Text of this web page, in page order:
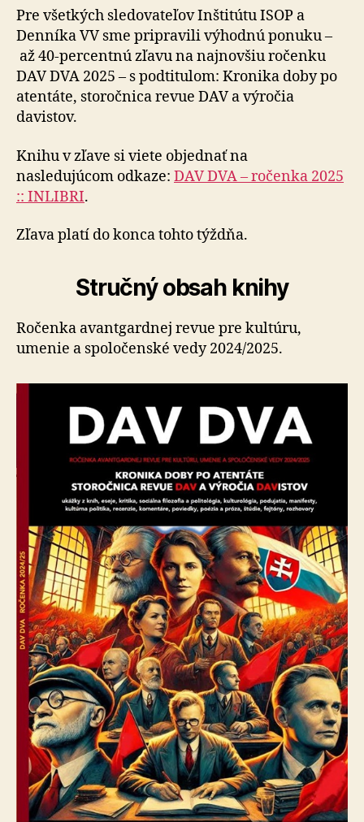
na
ročenku
DAV
DVA
Pre všetkých sledovateľov Inštitútu ISOP a
Denníka VV sme pripravili výhodnú ponuku –
až 40-percentnú zľavu na najnovšiu ročenku
DAV DVA 2025 – s podtitulom: Kronika doby po
atentáte, storočnica revue DAV a výročia
davistov.
Knihu v zľave si viete objednať na
nasledujúcom odkaze: DAV DVA – ročenka 2025
:: INLIBRI.
Zľava platí do konca tohto týždňa.
Stručný obsah knihy
Ročenka avantgardnej revue pre kultúru,
umenie a spoločenské vedy 2024/2025.